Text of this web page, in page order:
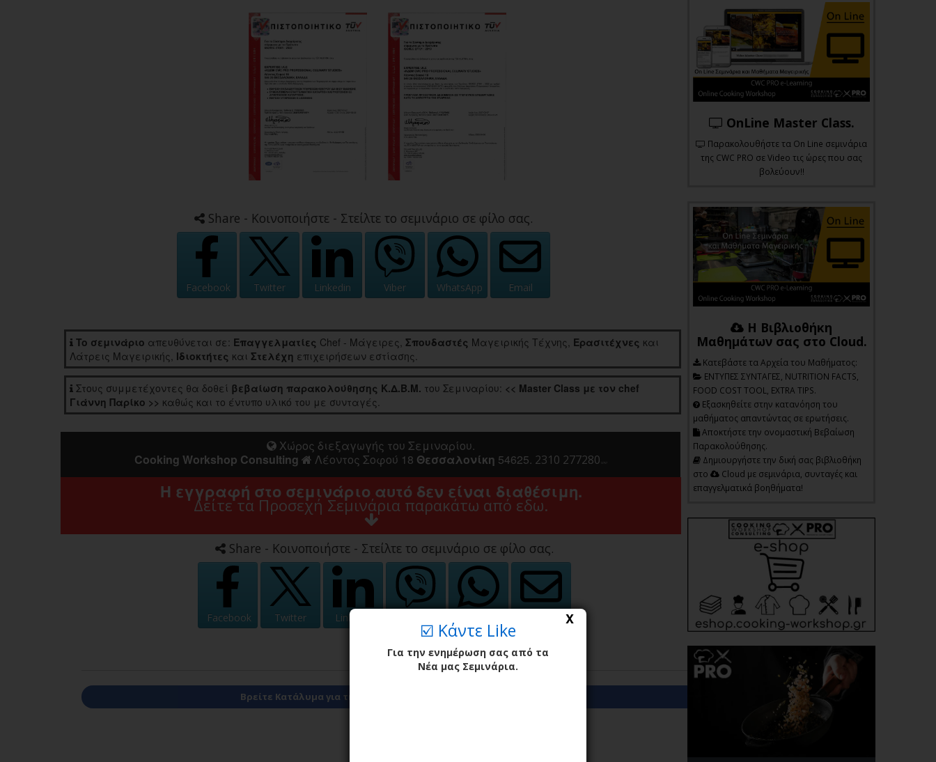
Share - Κοινοποιήστε - Στείλτε το σεμινάριο σε φίλο σας.
Facebook Twitter Linkedin Viber WhatsApp Email
To σεμινάριο απευθύνεται σε: Επαγγελματίες Chef - Μάγειρες, Σπουδαστές Μαγειρικής Τέχνης, Ερασιτέχνες και
Λάτρεις Μαγειρικής, Ιδιοκτήτες και Στελέχη επιχειρήσεων εστίασης.
Στους συμμετέχοντες θα δοθεί βεβαίωση παρακολούθησης Κ.Δ.Β.Μ. του Σεμιναρίου: << Master Class με τον chef
Γιάννη Παρίκο >> καθώς και το έντυπο υλικό του με συνταγές.
Χώρος διεξαγωγής του Σεμιναρίου.
Cooking Workshop Consulting
Λέοντος Σοφού 18 Θεσσαλονίκη 54625. 2310 277280
Η εγγραφή στο σεμινάριο αυτό δεν είναι διαθέσιμη.
Δείτε τα Προσεχή Σεμινάρια παρακάτω από εδω.
Share - Κοινοποιήστε - Στείλτε το σεμινάριο σε φίλο σας.
Facebook Twitter Linkedin
Βρείτε Κατάλυμα για την διαμονή σας κοντά στο σεμινάριο μας
OnLine Master Class.
Παρακολουθήστε τα On Line σεμινάρια
της CWC PRO σε Video τις ώρες που σας
βολεύουν!!
Η Βιβλιοθήκη
Μαθημάτων σας στο Cloud.
Kατεβάστε τα Αρχεία του Μαθήματος:
ΕΝΤΥΠΕΣ ΣΥΝΤΑΓΕΣ, NUTRITION FACTS,
FOOD COST TOOL, EXTRA TIPS.
Εξασκηθείτε στην κατανόηση του
μαθήματος απαντώντας σε ερωτήσεις.
Αποκτήστε την ονομαστική Βεβαίωση
Παρακολούθησης.
Δημιουργήστε την δική σας βιβλιοθήκη
στο
Cloud με σεμινάρια, συνταγές και
επαγγελματικά βοηθήματα!
X
☑️ Κάντε Like
Για την ενημέρωση σας από τα
Νέα μας Σεμινάρια.